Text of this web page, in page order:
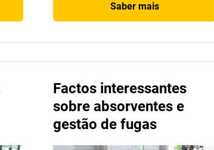
Saber mais
Factos interessantes
sobre absorventes e
gestão de fugas